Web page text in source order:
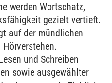
werden Wortschatz,
gezielt vertieft.
auf der mündlichen
und Schreiben
sowie ausgewählter